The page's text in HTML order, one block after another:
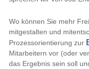
Wo können Sie mehr
mitgestalten und
Prozessorientierung zur
Mitarbeitern vor (oder
das Ergebnis sein soll